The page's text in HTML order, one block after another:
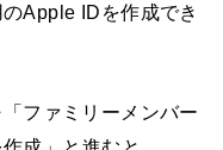
Apple IDを作成でき
ファミリーメンバー